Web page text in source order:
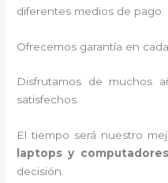
diferentes medios de pago.
Ofrecemos garantía en
Disfrutamos de muchos
satisfechos.
El tiempo será nuestro
laptops y
decisión.